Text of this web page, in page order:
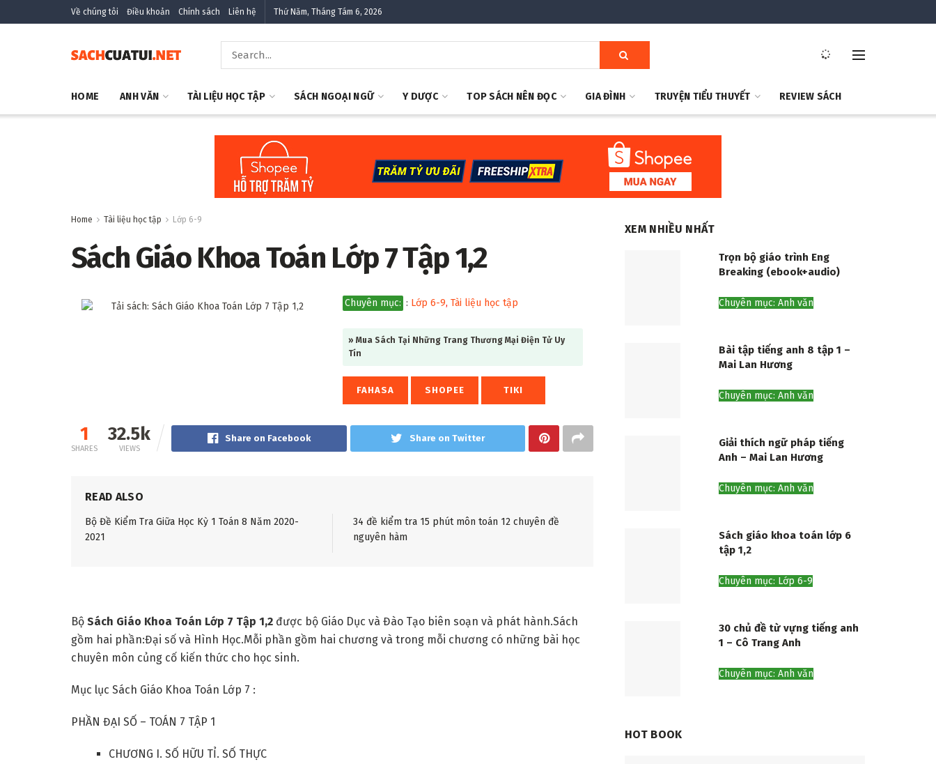
Về chúng tôi Điều khoản Chính sách Liên hệ Thứ Năm, Tháng Tám 6, 2026
HOME ANH VĂN TÀI LIỆU HỌC TẬP SÁCH NGOẠI NGỮ Y DƯỢC TOP SÁCH NÊN ĐỌC GIA ĐÌNH TRUYỆN TIỂU THUYẾT REVIEW SÁCH
Home Tài liệu học tập Lớp 6-9
Sách Giáo Khoa Toán Lớp 7 Tập 1,2
Chuyên mục: : Lớp 6-9, Tài liệu học tập
» Mua Sách Tại Những Trang Thương Mại Điện Tử Uy
Tín
FAHASA SHOPEE TIKI
1
SHARES
32.5k
VIEWS
Share on Facebook Share on Twitter
READ ALSO
Bộ Đề Kiểm Tra Giữa Học Kỳ 1 Toán 8 Năm 2020-
2021
34 đề kiểm tra 15 phút môn toán 12 chuyên đề
nguyên hàm
Bộ Sách Giáo Khoa Toán Lớp 7 Tập 1,2 được bộ Giáo Dục và Đào Tạo biên soạn và phát hành.Sách
gồm hai phần:Đại số và Hình Học.Mỗi phần gồm hai chương và trong mỗi chương có những bài học
chuyên môn củng cố kiến thức cho học sinh.
Mục lục Sách Giáo Khoa Toán Lớp 7 :
PHẦN ĐẠI SỐ – TOÁN 7 TẬP 1
CHƯƠNG I. SỐ HỮU TỈ. SỐ THỰC
XEM NHIỀU NHẤT
Trọn bộ giáo trình Eng
Breaking (ebook+audio)
Chuyên mục: Anh văn
Bài tập tiếng anh 8 tập 1 –
Mai Lan Hương
Chuyên mục: Anh văn
Giải thích ngữ pháp tiếng
Anh – Mai Lan Hương
Chuyên mục: Anh văn
Sách giáo khoa toán lớp 6
tập 1,2
Chuyên mục: Lớp 6-9
30 chủ đề từ vựng tiếng anh
1 – Cô Trang Anh
Chuyên mục: Anh văn
HOT BOOK